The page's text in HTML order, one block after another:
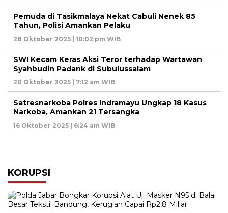
Pemuda di Tasikmalaya Nekat Cabuli Nenek 85
Tahun, Polisi Amankan Pelaku
28 Oktober 2025 | 10:02 pm WIB
SWI Kecam Keras Aksi Teror terhadap Wartawan
Syahbudin Padank di Subulussalam
20 Oktober 2025 | 7:12 am WIB
Satresnarkoba Polres Indramayu Ungkap 18 Kasus
Narkoba, Amankan 21 Tersangka
16 Oktober 2025 | 6:24 am WIB
KORUPSI